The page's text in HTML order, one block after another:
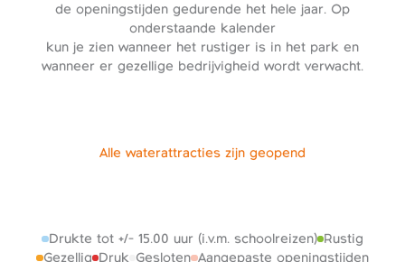
de openingstijden gedurende het hele jaar. Op
onderstaande kalender
kun je zien wanneer het rustiger is in het park en
wanneer er gezellige bedrijvigheid wordt verwacht.
Alle waterattracties zijn geopend
Aangepaste openingstijden
Druk
Drukte tot +/- 15.00 uur (i.v.m. schoolreizen)
Gesloten
Gezellig
Rustig